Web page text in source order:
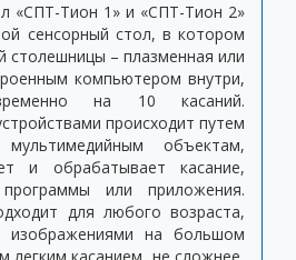
«СПТ-Тион 1» и «СПТ-Тион 2»
сенсорный стол, в котором
столешницы – плазменная или
компьютером внутри,
на 10 касаний.
происходит путем
объектам,
и обрабатывает касание,
или приложения.
для любого возраста,
изображениями на большом